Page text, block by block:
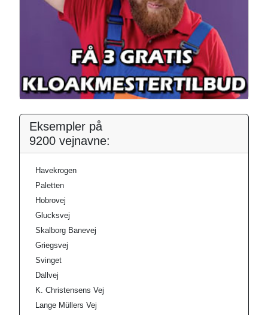
Eksempler på
9200 vejnavne:
Havekrogen
Paletten
Hobrovej
Glucksvej
Skalborg Banevej
Griegsvej
Svinget
Dallvej
K. Christensens Vej
Lange Müllers Vej